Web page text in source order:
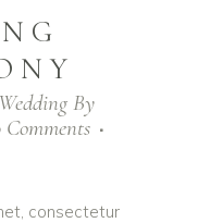
Wedding By
Comments
consectetur